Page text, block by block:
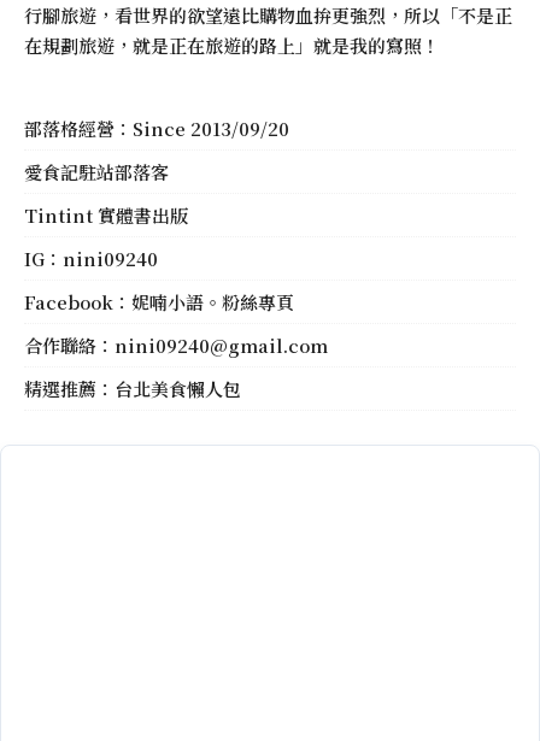
行腳旅遊，看世界的欲望遠比購物血拚更強烈，所以「不是正
在規劃旅遊，就是正在旅遊的路上」就是我的寫照！
部落格經營：Since 2013/09/20
愛食記駐站部落客
Tintint 實體書出版
IG： nini09240
Facebook： 妮喃小語。粉絲專頁
合作聯絡： nini09240@gmail.com
精選推薦： 台北美食懶人包